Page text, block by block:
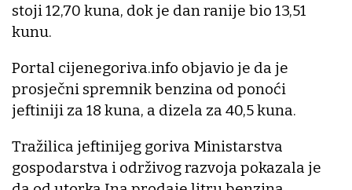
stoji 12,70 kuna, dok je dan ranije bio 13,51
kunu.
Portal cijenegoriva.info objavio je da je
prosječni spremnik benzina od ponoći
jeftiniji za 18 kuna, a dizela za 40,5 kuna.
Tražilica jeftinijeg goriva Ministarstva
gospodarstva i održivog razvoja pokazala je